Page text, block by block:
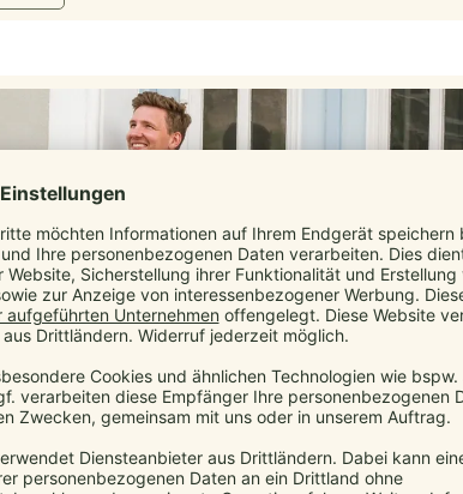
ab Geburt
gelingt ergonomisches Tragen mit manduca – ab Tag 1,